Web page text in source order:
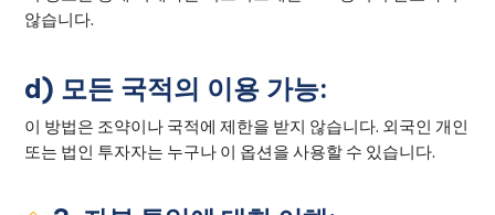
않습니다.
d) 모든 국적의 이용 가능:
이 방법은 조약이나 국적에 제한을 받지 않습니다. 외국인 개인
또는 법인 투자자는 누구나 이 옵션을 사용할 수 있습니다.